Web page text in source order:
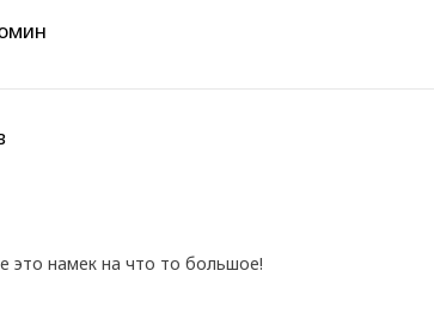
это намек на что то большое!